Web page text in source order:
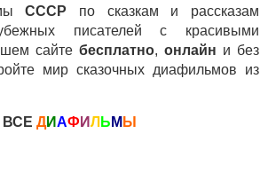
СССР по сказкам и рассказам
писателей с красивыми
сайте бесплатно, онлайн и без
мир сказочных диафильмов из
ВСЕ ДИАФ ИЛ Ь М Ы